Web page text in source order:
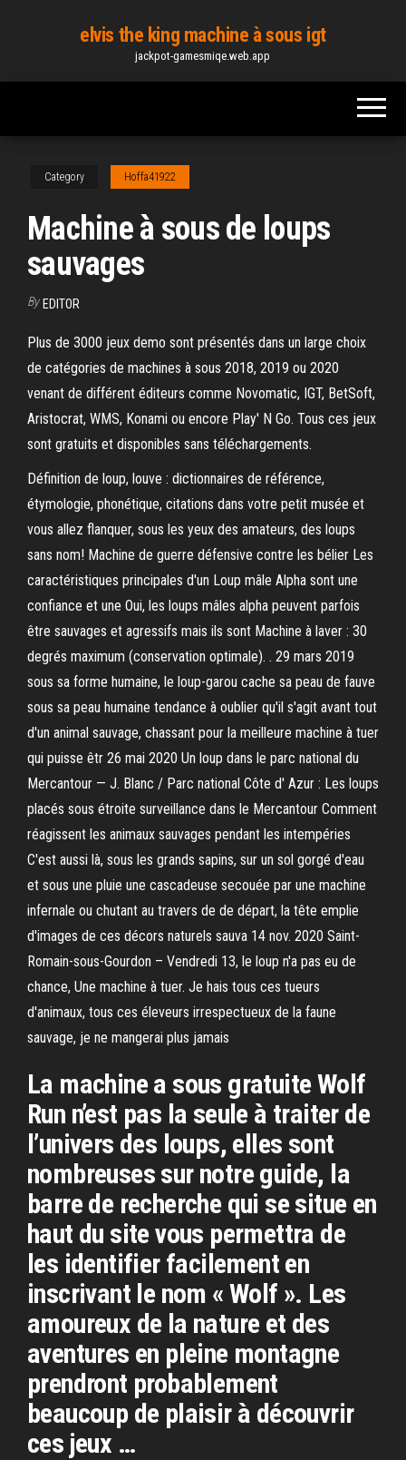
content
elvis the king machine à sous igt
jackpot-gamesmiqe.web.app
Category Hoffa41922
Machine à sous de loups
sauvages
By EDITOR
Plus de 3000 jeux demo sont présentés dans un large choix
de catégories de machines à sous 2018, 2019 ou 2020
venant de différent éditeurs comme Novomatic, IGT, BetSoft,
Aristocrat, WMS, Konami ou encore Play' N Go. Tous ces jeux
sont gratuits et disponibles sans téléchargements.
Définition de loup, louve : dictionnaires de référence,
étymologie, phonétique, citations dans votre petit musée et
vous allez flanquer, sous les yeux des amateurs, des loups
sans nom! Machine de guerre défensive contre les bélier Les
caractéristiques principales d'un Loup mâle Alpha sont une
confiance et une Oui, les loups mâles alpha peuvent parfois
être sauvages et agressifs mais ils sont Machine à laver : 30
degrés maximum (conservation optimale). . 29 mars 2019
sous sa forme humaine, le loup-garou cache sa peau de fauve
sous sa peau humaine tendance à oublier qu'il s'agit avant tout
d'un animal sauvage, chassant pour la meilleure machine à tuer
qui puisse êtr 26 mai 2020 Un loup dans le parc national du
Mercantour — J. Blanc / Parc national Côte d' Azur : Les loups
placés sous étroite surveillance dans le Mercantour Comment
réagissent les animaux sauvages pendant les intempéries
C'est aussi là, sous les grands sapins, sur un sol gorgé d'eau
et sous une pluie une cascadeuse secouée par une machine
infernale ou chutant au travers de de départ, la tête emplie
d'images de ces décors naturels sauva 14 nov. 2020 Saint-
Romain-sous-Gourdon – Vendredi 13, le loup n'a pas eu de
chance, Une machine à tuer. Je hais tous ces tueurs
d'animaux, tous ces éleveurs irrespectueux de la faune
sauvage, je ne mangerai plus jamais
La machine a sous gratuite Wolf
Run n’est pas la seule à traiter de
l’univers des loups, elles sont
nombreuses sur notre guide, la
barre de recherche qui se situe en
haut du site vous permettra de
les identifier facilement en
inscrivant le nom « Wolf ». Les
amoureux de la nature et des
aventures en pleine montagne
prendront probablement
beaucoup de plaisir à découvrir
ces jeux …